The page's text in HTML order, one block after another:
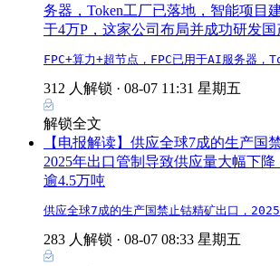
务器，Token工厂已落地，智能项目
于4万P，这家公司布局并成功研发
FPC+算力+超节点，FPC已用于AI服务器，
312 人解锁 · 08-07 11:31 星期五
解锁全文
【电报解读】供应全球7成的生产国
2025年出口管制导致供应量大幅下
逾4.5万吨
供应全球7成的生产国禁止钴精矿出口，
283 人解锁 · 08-07 08:33 星期五